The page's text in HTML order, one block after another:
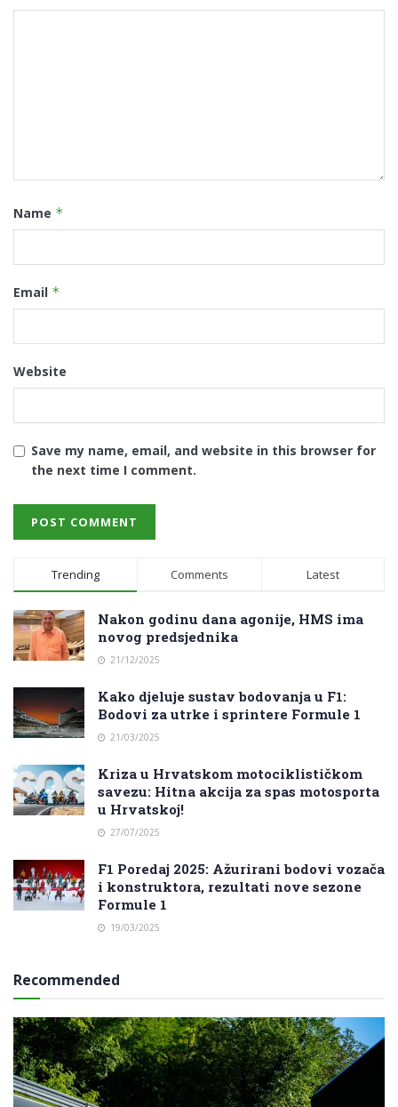
Name *
Email *
Website
Save my name, email, and website in this browser for
the next time I comment.
Trending Comments Latest
Nakon godinu dana agonije, HMS ima
novog predsjednika
21/12/2025
Kako djeluje sustav bodovanja u F1:
Bodovi za utrke i sprintere Formule 1
21/03/2025
Kriza u Hrvatskom motociklističkom
savezu: Hitna akcija za spas motosporta
u Hrvatskoj!
27/07/2025
F1 Poredaj 2025: Ažurirani bodovi vozača
i konstruktora, rezultati nove sezone
Formule 1
19/03/2025
Recommended